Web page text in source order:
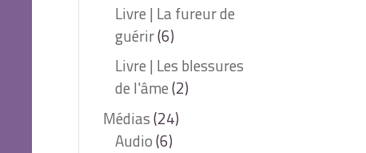
Livre | La fureur de
guérir(6)
Livre | Les blessures
de l'âme(2)
Médias(24)
Audio(6)